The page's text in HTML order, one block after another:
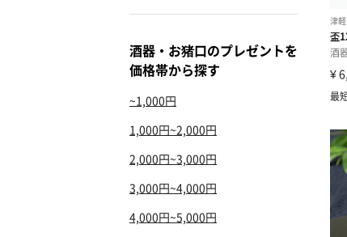
酒器・お猪口のプレゼントを
価格帯から探す
~1,000円
1,000円~2,000円
2,000円~3,000円
3,000円~4,000円
4,000円~5,000円